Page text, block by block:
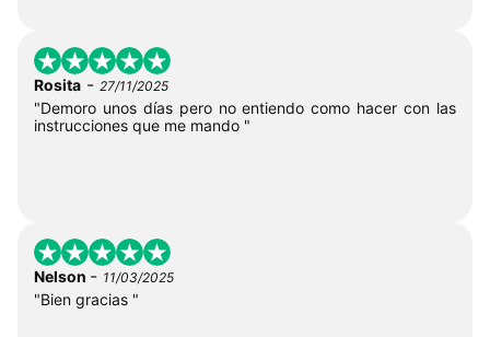
Rosita - 27/11/2025
"Demoro unos días pero no entiendo como hacer con las
instrucciones que me mando "
Nelson - 11/03/2025
"Bien gracias "